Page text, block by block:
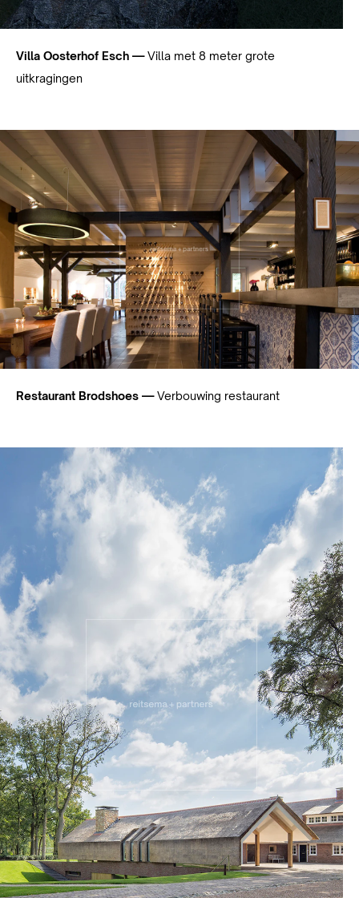
Villa Oosterhof Esch —Villa met 8 meter grote
uitkragingen
Restaurant Brodshoes —Verbouwing restaurant